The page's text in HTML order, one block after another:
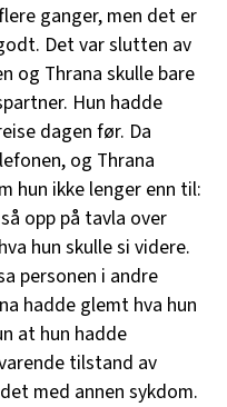
ganger, men det er
Det var slutten av
og Thrana skulle bare
Hun hadde
dagen før. Da
og Thrana
hun ikke lenger enn til:
opp på tavla over
hun skulle si videre.
personen i andre
hadde glemt hva hun
at hun hadde
tilstand av
med annen sykdom.